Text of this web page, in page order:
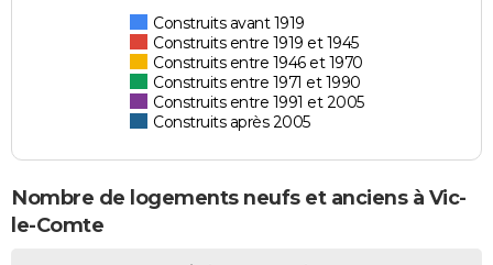
Construits avant 1919
Construits entre 1919 et 1945
Construits entre 1946 et 1970
Construits entre 1971 et 1990
Construits entre 1991 et 2005
Construits après 2005
Nombre de logements neufs et anciens à Vic-
le-Comte